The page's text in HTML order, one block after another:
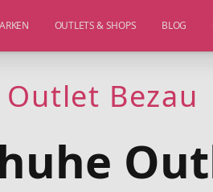
OUTLETS & SHOPS BLOG
Bezau